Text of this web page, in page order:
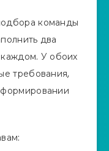
команды
два
каждом. У обоих
требования,